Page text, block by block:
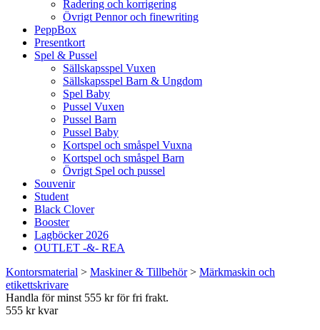
Radering och korrigering
Övrigt Pennor och finewriting
PeppBox
Presentkort
Spel & Pussel
Sällskapsspel Vuxen
Sällskapsspel Barn & Ungdom
Spel Baby
Pussel Vuxen
Pussel Barn
Pussel Baby
Kortspel och småspel Vuxna
Kortspel och småspel Barn
Övrigt Spel och pussel
Souvenir
Student
Black Clover
Booster
Lagböcker 2026
OUTLET -&- REA
Kontorsmaterial > Maskiner & Tillbehör> Märkmaskin och
etikettskrivare
Handla för minst 555 kr för fri frakt.
555 kr kvar